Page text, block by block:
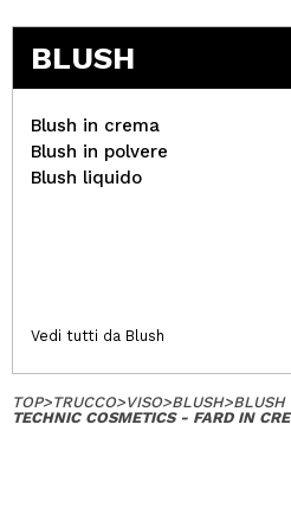
BLUSH
Blush in crema
Blush in polvere
Blush liquido
Vedi tutti da Blush
TOP>TRUCCO>VISO>BLUSH>BLUSH
TECHNIC COSMETICS - FARD IN